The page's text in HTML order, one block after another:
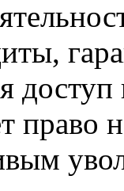
доступ
право